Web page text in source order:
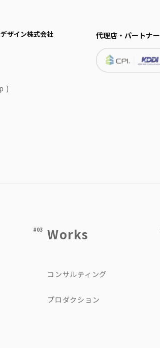
ザイン株式会社
)
代理店・パートナー
#03 Works
コンサルティング
プロダクション